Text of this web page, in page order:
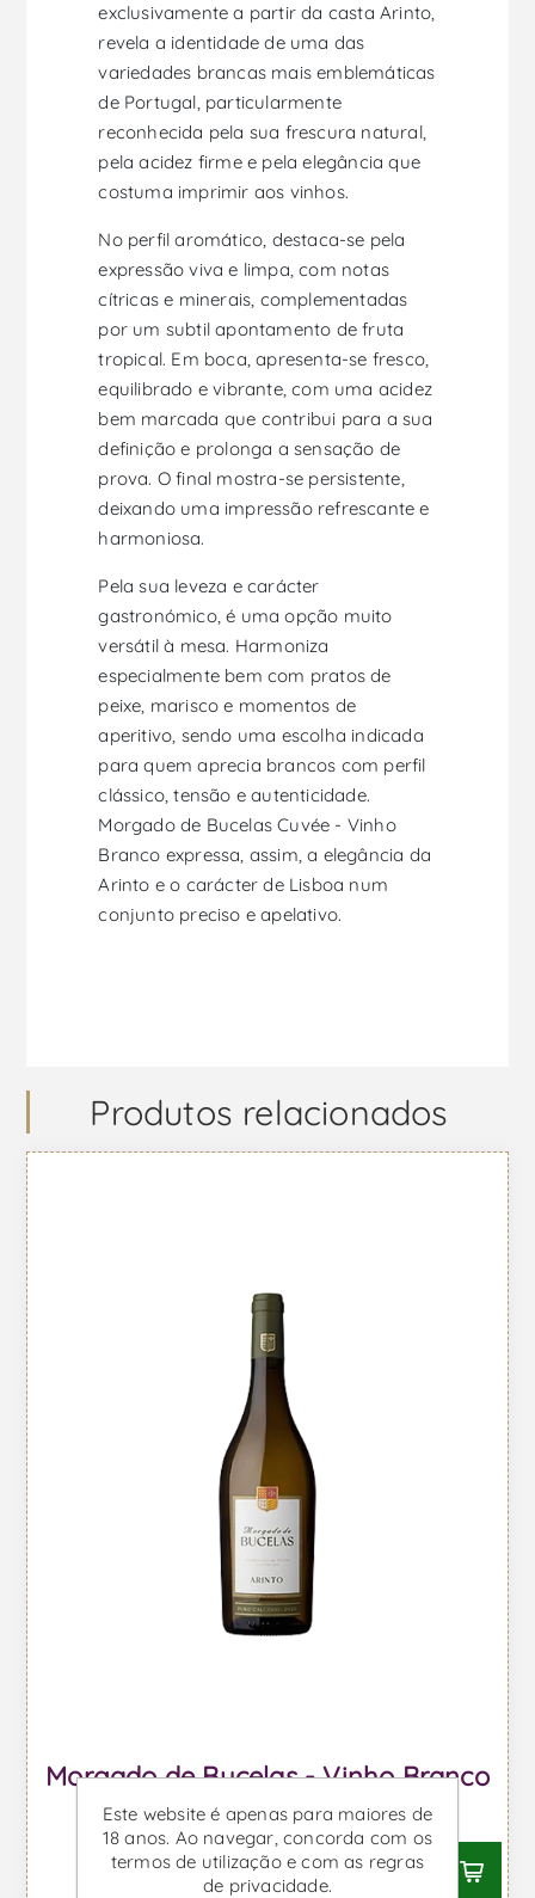
exclusivamente a partir da casta Arinto,
revela a identidade de uma das
variedades brancas mais emblemáticas
de Portugal, particularmente
reconhecida pela sua frescura natural,
pela acidez firme e pela elegância que
costuma imprimir aos vinhos.
No perfil aromático, destaca-se pela
expressão viva e limpa, com notas
cítricas e minerais, complementadas
por um subtil apontamento de fruta
tropical. Em boca, apresenta-se fresco,
equilibrado e vibrante, com uma acidez
bem marcada que contribui para a sua
definição e prolonga a sensação de
prova. O final mostra-se persistente,
deixando uma impressão refrescante e
harmoniosa.
Pela sua leveza e carácter
gastronómico, é uma opção muito
versátil à mesa. Harmoniza
especialmente bem com pratos de
peixe, marisco e momentos de
aperitivo, sendo uma escolha indicada
para quem aprecia brancos com perfil
clássico, tensão e autenticidade.
Morgado de Bucelas Cuvée - Vinho
Branco expressa, assim, a elegância da
Arinto e o carácter de Lisboa num
conjunto preciso e apelativo.
Produtos relacionados
Morgado de Bucelas - Vinho Branco
Desde €7,77 IVA incl.
Este website é apenas para maiores de
18 anos. Ao navegar, concorda com os
termos de utilização e com as regras
de privacidade.